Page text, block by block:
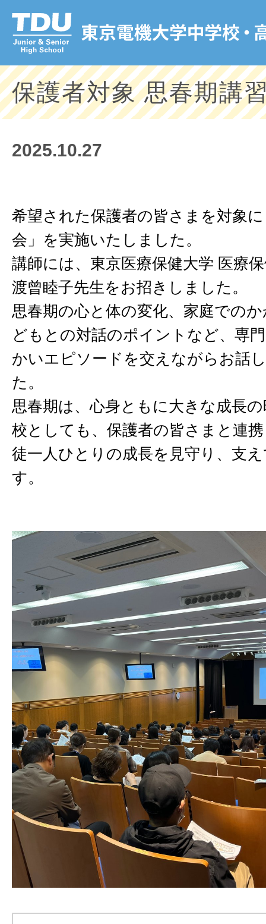
保護者対象 思春期講
2025.10.27
希望された保護者の皆さまを対象
会」を実施いたしました。
講師には、東京医療保健大学 医療
渡曾睦子先生をお招きしました。
思春期の心と体の変化、家庭での
どもとの対話のポイントなど、専
かいエピソードを交えながらお話
た。
思春期は、心身ともに大きな成長
校としても、保護者の皆さまと連
徒一人ひとりの成長を見守り、支
す。